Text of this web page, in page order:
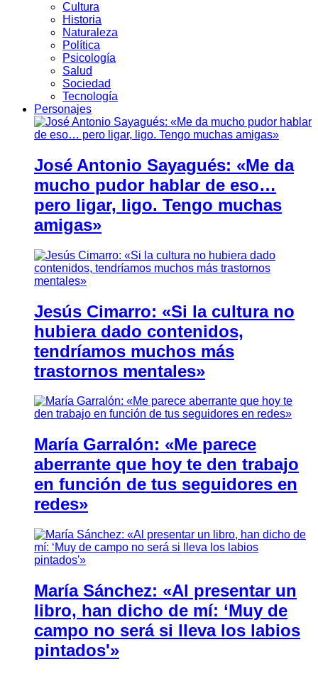
Cultura
Historia
Naturaleza
Política
Psicología
Salud
Sociedad
Tecnología
Personajes
José Antonio Sayagués: «Me da
mucho pudor hablar de eso…
pero ligar, ligo. Tengo muchas
amigas»
Jesús Cimarro: «Si la cultura no
hubiera dado contenidos,
tendríamos muchos más
trastornos mentales»
María Garralón: «Me parece
aberrante que hoy te den trabajo
en función de tus seguidores en
redes»
María Sánchez: «Al presentar un
libro, han dicho de mí: ‘Muy de
campo no será si lleva los labios
pintados'»